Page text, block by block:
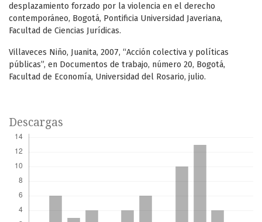
desplazamiento forzado por la violencia en el derecho
contemporáneo, Bogotá, Pontificia Universidad Javeriana,
Facultad de Ciencias Jurídicas.
Villaveces Niño, Juanita, 2007, “Acción colectiva y políticas
públicas”, en Documentos de trabajo, número 20, Bogotá,
Facultad de Economía, Universidad del Rosario, julio.
Descargas